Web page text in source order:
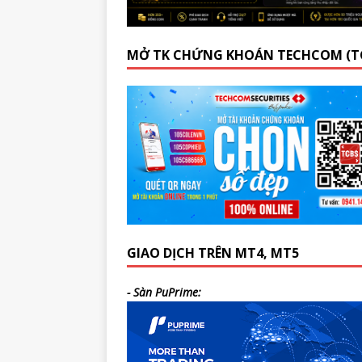
MỞ TK CHỨNG KHOÁN TECHCOM
GIAO DỊCH TRÊN MT4, MT5
- Sàn PuPrime: